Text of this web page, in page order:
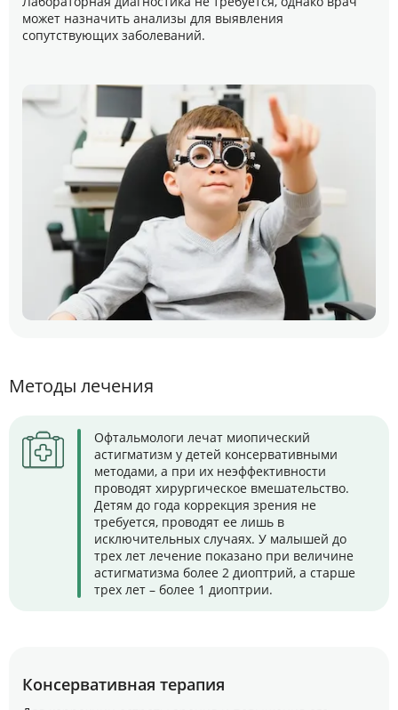
может назначить анализы для выявления
сопутствующих заболеваний.
Методы лечения
Офтальмологи лечат миопический
астигматизм у детей консервативными
методами, а при их неэффективности
проводят хирургическое вмешательство.
Детям до года коррекция зрения не
требуется, проводят ее лишь в
исключительных случаях. У малышей до
трех лет лечение показано при величине
астигматизма более 2 диоптрий, а старше
трех лет – более 1 диоптрии.
Консервативная терапия